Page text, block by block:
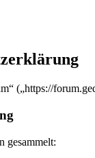
(„https://
gesammelt: